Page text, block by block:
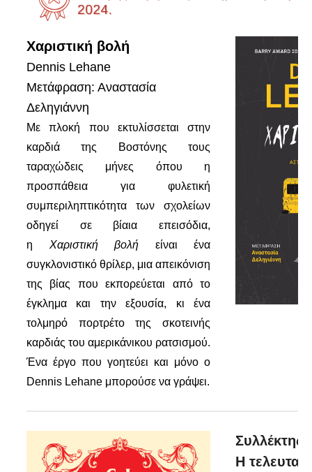
Χαριστική βολή
Dennis Lehane
Μετάφραση: Αναστασία
Δεληγιάννη
Με πλοκή που εκτυλίσσεται στην
καρδιά της Βοστόνης τους
ταραχώδεις μήνες όπου η
προσπάθεια για φυλετική
συμπεριληπτικότητα των σχολείων
οδηγεί σε βίαια επεισόδια,
η Χαριστική βολή είναι ένα
συγκλονιστικό θρίλερ, μια απεικόνιση
της βίας που εκπορεύεται από το
έγκλημα και την εξουσία, κι ένα
τολμηρό πορτρέτο της σκοτεινής
καρδιάς του αμερικάνικου ρατσισμού.
Ένα έργο που γοητεύει και μόνο ο
Dennis Lehane μπορούσε να γράψει.
Συλλέκτης
Η